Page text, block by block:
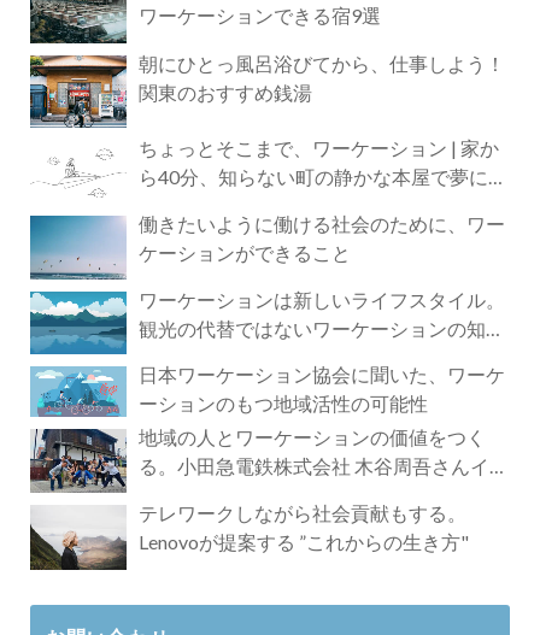
ワーケーションできる宿9選
朝にひとっ風呂浴びてから、仕事しよう！
関東のおすすめ銭湯
ちょっとそこまで、ワーケーション | 家か
ら40分、知らない町の静かな本屋で夢に近
働きたいように働ける社会のために、ワー
ケーションができること
ワーケーションは新しいライフスタイル。
観光の代替ではないワーケーションの知ら
日本ワーケーション協会に聞いた、ワーケ
ーションのもつ地域活性の可能性
地域の人とワーケーションの価値をつく
る。小田急電鉄株式会社 木谷周吾さんイン
テレワークしながら社会貢献もする。
Lenovoが提案する ”これからの生き方"